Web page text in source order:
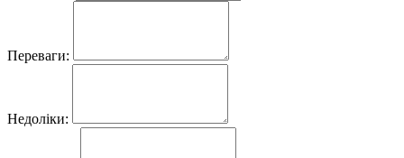
Переваги:
Недоліки: